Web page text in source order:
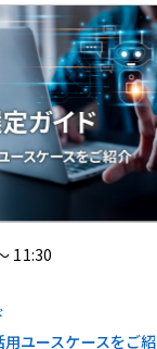
11:30
ユースケースをご紹